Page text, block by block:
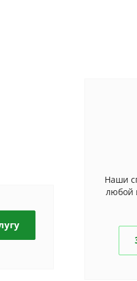
Наши
любой